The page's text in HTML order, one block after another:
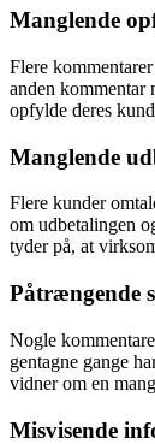
Manglende
Flere
anden kommentar
opfylde deres
Manglende
Flere kunder
om udbetalingen
tyder på, at
Påtrængende
Nogle
gentagne gange
vidner om en
Misvisende